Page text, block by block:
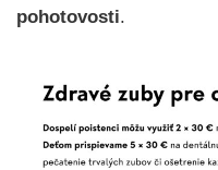
pohotovosti.